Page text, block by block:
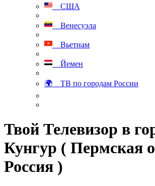
США
Венесуэла
Вьетнам
Йемен
🌍 ТВ по городам России
Твой Телевизор в
Кунгур ( Пермская
Россия )